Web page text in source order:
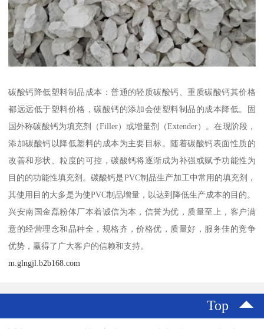
碳酸钙降低塑料制品成本：普通的轻质碳酸钙、重质碳酸钙其价格
都远远低于塑料价格，碳酸钙的添加会使塑料制品的成本降低。固
国外称碳酸钙为填充剂（Filler）或增量剂（Extender）。在现阶段，
添加碳酸钙以降低塑料的成本为主要目标。随着碳酸钙表面性质的
改善和形状、粒度的可控，碳酸钙将逐渐成为补强或赋予功能性为
目的的功能性填充剂。碳酸钙是PVC制品生产加工中常用的填充剂，
其使用目的大多是为使PVC制品增量，以达到降低生产成本的目的。
兴安南国金磊粉体厂本着诚信为本，信誉为优，质量至上，客户满
意的经营理念和品种全，规格齐，价格优，质量好，服务佳的竞争
优势，赢得了广大客户的信赖和支持。
m.glngjl.b2b168.com
Top